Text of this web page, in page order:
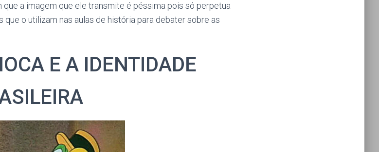
a imagem que ele transmite é péssima pois só perpetua
o utilizam nas aulas de história para debater sobre as
E A IDENTIDADE